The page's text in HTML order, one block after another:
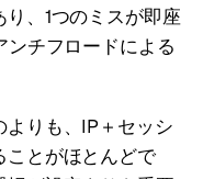
、1つのミスが即座
チフロードによる
りも、IP＋セッシ
ことがほとんどで